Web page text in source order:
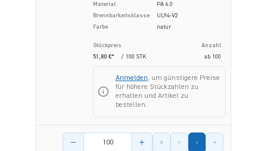
Material
PA 6.0
Brennbarkeitsklasse
UL94-V2
Farbe
natur
Stückpreis
Anzahl
51,80 €*
/ 100 STK ab 100
Anmelden, um günstigere Preise
für höhere Stückzahlen zu
erhalten und Artikel zu
bestellen.
Menge des Artikels